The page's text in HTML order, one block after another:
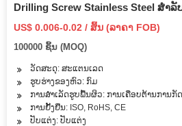
Drilling Screw Stainless Steel ສໍາ
US$ 0.006-0.02 / ສິ້ນ (ລາຄາ FOB)
100000 ຊິ້ນ (MOQ)
ວັດສະດຸ: ສະແຕນເລດ
ຮູບຮ່າງຂອງຫົວ: ກົມ
ການສໍາເລັດຮູບພື້ນຜິວ: ການເຄືອບຕ້ານການກັ
ການຢັ້ງຢືນ: ISO, RoHS, CE
ປັບແຕ່ງ: ປັບແຕ່ງ